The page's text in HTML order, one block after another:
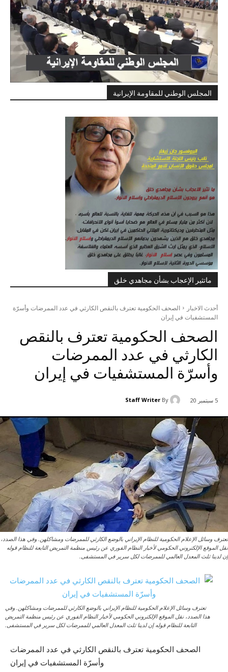
المجلس الوطني للمقاومة الإيرانية
ماتثير الإعجاب بشأن مجاهدي خلق
أحدث الاخبار
الصحف الحكومية تعترف بالنقص الكارثي في عدد الممرضات وأسرّة
المستشفيات في إيران
الصحف الحكومية تعترف بالنقص
الكارثي في عدد الممرضات
وأسرّة المستشفيات في إيران
5 سبتمبر 20 By
Staff Writer
تعترف وسائل الإعلام الحكومية للنظام الإيراني بالوضع الكارثي للممرضات ومشاكلهن. وفي هذا الصدد،
نقل الموقع الإلكتروني الحكومي لأخبار النظام الفوري عن رئيس منظمة التمريض التابعة للنظام قوله
إن لدينا ثلث المعدل العالمي للممرضات لكل سرير في المستشفى.
تعترف وسائل الإعلام الحكومية للنظام الإيراني بالوضع الكارثي للممرضات ومشاكلهن. وفي
هذا الصدد، نقل الموقع الإلكتروني الحكومي لأخبار النظام الفوري عن رئيس منظمة التمريض
التابعة للنظام قوله إن لدينا ثلث المعدل العالمي للممرضات لكل سرير في المستشفى.
الصحف الحكومية تعترف بالنقص الكارثي في عدد الممرضات
وأسرّة المستشفيات في إيران